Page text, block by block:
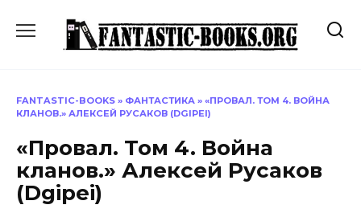
содержанию
FANTASTIC-BOOKS » ФАНТАСТИКА » «ПРОВАЛ. ТОМ 4. ВОЙНА
КЛАНОВ.» АЛЕКСЕЙ РУСАКОВ (DGIPEI)
«Провал. Том 4. Война
кланов.» Алексей Русаков
(Dgipei)